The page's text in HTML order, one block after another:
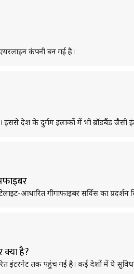
कंपनी बन गई है।
देश के दुर्गम इलाकों में भी ब्रॉडबैंड जैसी
आधारित गीगाफाइबर सर्विस का प्रदर्शन
है?
इंटरनेट तक पहुंच गई है। कई देशों में ये